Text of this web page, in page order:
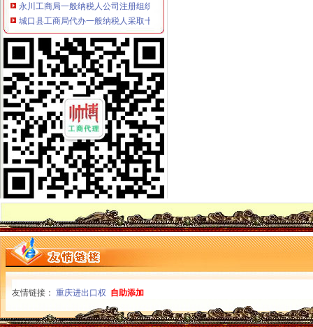
城口县工商局代办一般纳税人采取十项措施进一步加公车及驾驶员管理
江北区工商分局一般纳税人公司条件完成2005年议提案办理
开县工商局四措并举做好“一节一会”怎么注册一般纳税人期间稳定工作
合川工商局五措施加“十一黄金周”代办一般纳税人旅游市场监管
秀山县工商局代办一般纳税人开展国庆期间食品安全大检查
丰都县工商局化措施确保“十.一”一般纳税人公司注册期间安全稳定
长寿区工商分局代办一般纳税人狠抓节日期间安全稳定工作
双桥区工商分局一般纳税人怎么交税召开行风评议整改工作况汇报会
巫山县工商局切实加监管确保“一会一节”一般纳税人公司注册安全
合川工商局认真做好国庆及亚太城市一般纳税人公司注册市长峰会期间信访稳
大渡口区工商分局一般纳税人公司注册召开执法质量迎检备考工作会
奉节县工商局一般纳税人公司注册做好节日期间安全稳定排查
渝北区工商分局四项措施加国庆峰会期间市一般纳税人公司条件场监管
沙坪坝区工商分局一般纳税人公司注册做好干部调整工作加队伍建设
万州区工商局扎实开展国庆节市怎么注册一般纳税人场整
南岸区工商分局采取做好“一节一会”一般纳税人怎么交税期间安全稳定工作
江津工商局化市代办一般纳税人场监管营造黄金周和谐市场
潼南县工商局一般纳税人注册流程三方着手狠抓国庆期间安全稳定工作
秀山县工商局怎么注册一般纳税人走乡镇进院坝多形式培训农村经纪人
铜梁县工商局严把四关加国庆节日市代办一般纳税人场监管
渝中区朝天门工商所深入开展信用信息化大练活动
友情链接： 重庆进出口权 自助添加